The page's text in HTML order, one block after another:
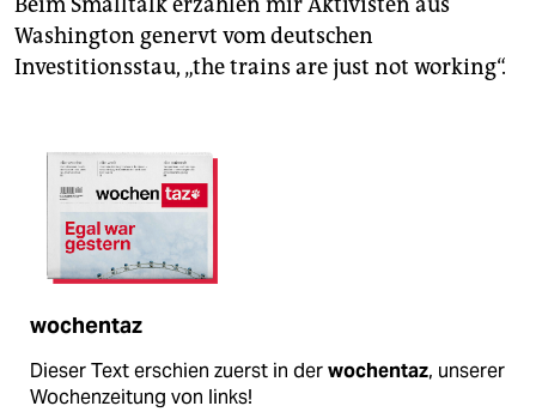
Washington genervt vom deutschen
Investitionsstau, „the trains are just not working“.
wochentaz
Dieser Text erschien zuerst in derwochentaz, unserer
Wochenzeitung von links!